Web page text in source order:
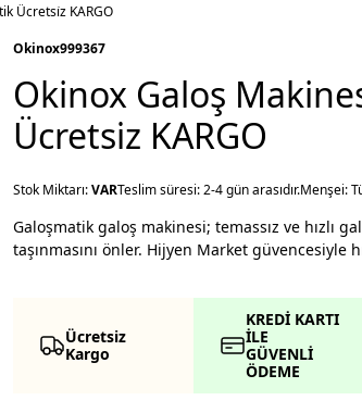
Ücretsi̇z KARGO
Okinox999367
Okinox Galoş
Ücretsi̇z KARGO
Stok Miktarı:VARTeslim süresi: 2-4 gün arasıdır.Menşei:
Galoşmatik galoş makinesi; temassız ve hızlı
taşınmasını önler. Hijyen Market güvencesiyle
Ücretsiz
Kargo
KREDİ KARTI
İLE
GÜVENLİ
ÖDEME